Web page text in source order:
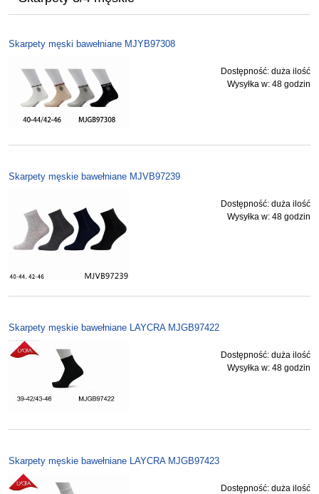
Skarpety męski bawełniane MJYB97308
Dostępność: duża ilość
Wysyłka w: 48 godzin
Skarpety męskie bawełniane MJVB97239
Dostępność: duża ilość
Wysyłka w: 48 godzin
Skarpety męskie bawełniane LAYCRA MJGB97422
Dostępność: duża ilość
Wysyłka w: 48 godzin
Skarpety męskie bawełniane LAYCRA MJGB97423
Dostępność: duża ilość